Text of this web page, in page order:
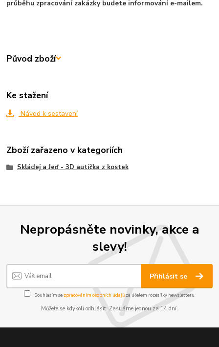
průběhu zpracování zakázky budete informování e-mailem.
Původ zboží
Ke stažení
Návod k sestavení
Zboží zařazeno v kategoriích
Skládej a Jeď - 3D autíčka z kostek
Nepropásněte novinky, akce a
slevy!
Přihlásit se
Souhlasím se zpracováním osobních údajůza účelem rozesílky newsletteru.
Můžete se kdykoli odhlásit. Zasíláme jednou za 14 dní.